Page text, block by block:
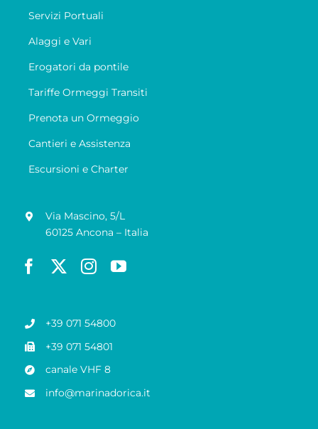
Servizi Portuali
Alaggi e Vari
Erogatori da pontile
Tariffe Ormeggi Transiti
Prenota un Ormeggio
Cantieri e Assistenza
Escursioni e Charter
Via Mascino, 5/L
60125 Ancona – Italia
+39 071 54800
+39 071 54801
canale VHF 8
info@marinadorica.it